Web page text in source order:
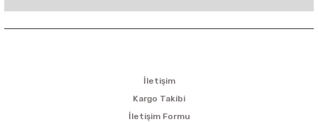
İletişim
Kargo Takibi
İletişim Formu